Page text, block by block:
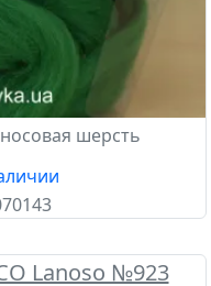
шерсть
Lanoso №923